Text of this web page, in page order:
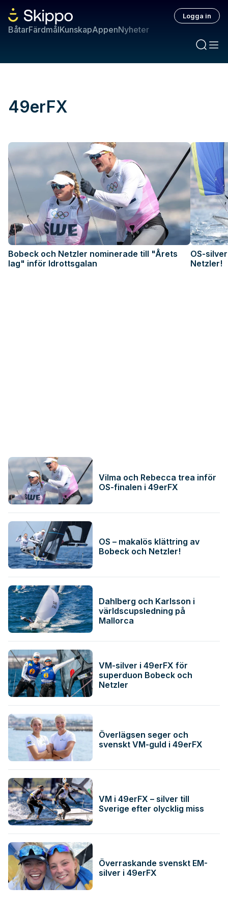
BåtarFärdmålKunskapAppenNyheter
Logga in
49erFX
Bobeck och Netzler nominerade till "Årets
lag" inför Idrottsgalan
OS-
Netzler!
Vilma och Rebecca trea inför
OS-finalen i 49erFX
OS – makalös klättring av
Bobeck och Netzler!
Dahlberg och Karlsson i
världscupsledning på
Mallorca
VM-silver i 49erFX för
superduon Bobeck och
Netzler
Överlägsen seger och
svenskt VM-guld i 49erFX
VM i 49erFX – silver till
Sverige efter olycklig miss
Överraskande svenskt EM-
silver i 49erFX